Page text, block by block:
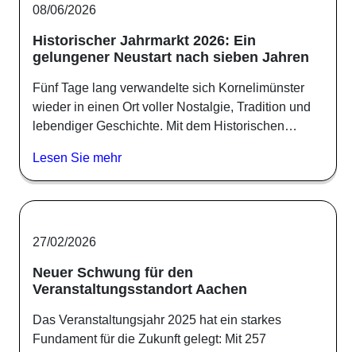
08/06/2026
Historischer Jahrmarkt 2026: Ein
gelungener Neustart nach sieben Jahren
Fünf Tage lang verwandelte sich Kornelimünster
wieder in einen Ort voller Nostalgie, Tradition und
lebendiger Geschichte. Mit dem Historischen…
Lesen Sie mehr
27/02/2026
Neuer Schwung für den
Veranstaltungsstandort Aachen
Das Veranstaltungsjahr 2025 hat ein starkes
Fundament für die Zukunft gelegt: Mit 257